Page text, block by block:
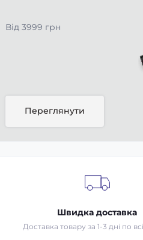
Від 3999 грн
Переглянути
Швидка доставка
Доставка товару за 1-3 дні по